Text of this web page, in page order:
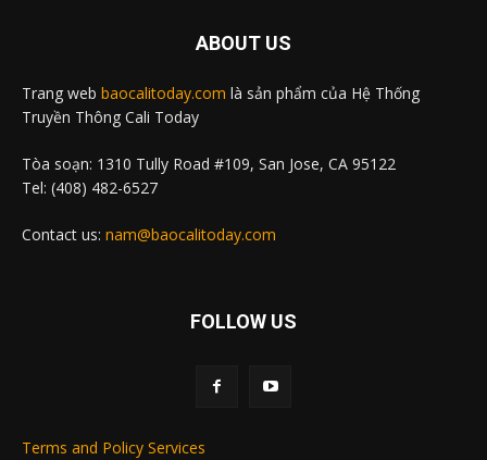
ABOUT US
Trang web baocalitoday.com là sản phẩm của Hệ Thống
Truyền Thông Cali Today
Tòa soạn: 1310 Tully Road #109, San Jose, CA 95122
Tel: (408) 482-6527
Contact us: nam@baocalitoday.com
FOLLOW US
Terms and Policy Services